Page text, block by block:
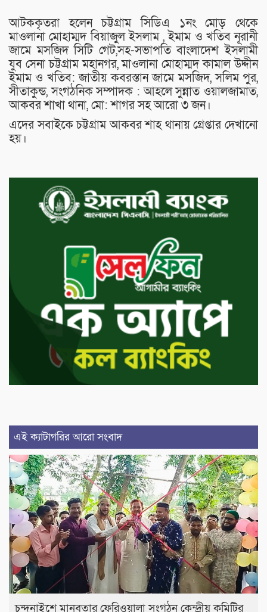
আটককৃতরা হলেন চট্টগ্রাম সিডিএ ১নং মোড় থেকে
মাওলানা মোহাম্মদ বিয়াজুল ইসলাম , ইমাম ও খতিব নূরানী
জামে মসজিদ সিটি গেট,সহ-সভাপতি বাংলাদেশ ইসলামী
যুব সেনা চট্টগ্রাম মহানগর, মাওলানা মোহাম্মদ কামাল উদ্দীন
ইমাম ও খতিব: জাতীয় কবরস্তান জামে মসজিদ, সলিম পুর,
সীতাকুন্ড, সংগঠনিক সম্পাদক : আহলে সুন্নাত ওয়ালজামাত,
আকবর শাখা থানা, মো: শাগর সহ আরো ৩ জন।
এদের সবাইকে চট্টগ্রাম আকবর শাহ থানায় গ্রেপ্তার দেখানো
হয়।
এই ক্যাটাগরির আরো সংবাদ
চন্দনাইশে মানবতার ফেরিওয়ালা সংগঠন কেন্দ্রীয় কমিটির